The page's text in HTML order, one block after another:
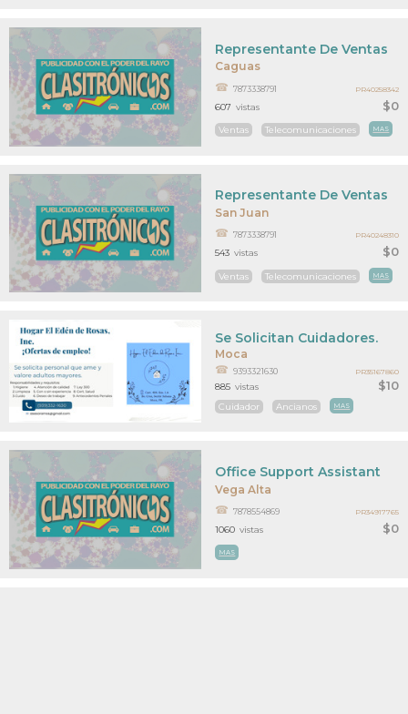
Caguas
$0
Representante De Ventas
7873338791
Ventas Telecomunicaciones MAS
607 vistas
PR40258342
San Juan
$0
Representante De Ventas
7873338791
Ventas Telecomunicaciones MAS
543 vistas
PR40248310
Moca
$10
Se Solicitan Cuidadores.
9393321630
Cuidador Ancianos MAS
885 vistas
PR35167860
Vega Alta
$0
Office Support Assistant
7878554869
MAS
1060 vistas
PR34917765